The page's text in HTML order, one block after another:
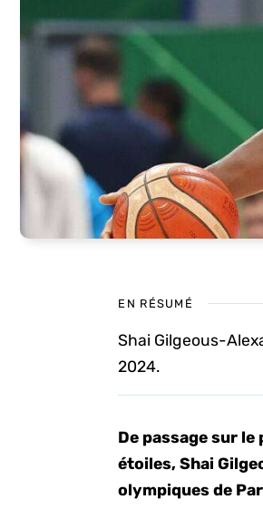
EN RÉSUMÉ
Shai Gilgeous-
2024.
De passage sur le
étoiles, Shai
olympiques de